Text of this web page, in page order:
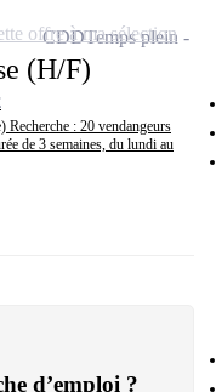
(H/F)
: 20 vendangeurs
de 3 semaines, du lundi au
CDDTemps plein
offre à ma sélection
d’emploi ?